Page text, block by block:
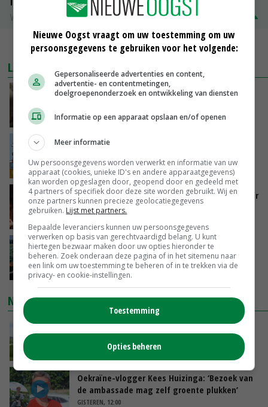
Vleesvarkens
€ 1,78
MEER MARKTPRIJZEN
LAATSTE NIEUWS
‘Samenwerking A-ware en Amalthea gaat
VANDAAG, 16:01
Internationale vraag naar geitenzuivel blijft
VANDAAG, 15:33
Vlaamse varkensstapel krimpt, pluimveesector
groeit door schaalvergroting
‘Cijfer jezelf niet weg en doe vooral ook waar
je gelukkig van wordt’
VANDAAG, 13:31
NIEUWSTE VIDEO'S
POAH!: John Deere 7730
VANDAAG, 10:00
Oekraïne-vlogger Kees Huizinga: ‘Bezoek van
de ambassade mag zelf groente plukken’
GISTEREN, 12:00
Nieuwe Oogst vraagt om uw toestemming om uw
persoonsgegevens te gebruiken voor het volgende:
Gepersonaliseerde advertenties en content,
advertentie- en contentmetingen,
doelgroepenonderzoek en ontwikkeling van diensten
Informatie op een apparaat opslaan en/of openen
Meer informatie
Uw persoonsgegevens worden verwerkt en informatie van uw
apparaat (cookies, unieke ID's en andere apparaatgegevens)
kan worden opgeslagen door, geopend door en gedeeld met
4 partners of specifiek door deze site worden gebruikt. Wij en
onze partners kunnen precieze geolocatiegegevens
gebruiken. Lijst met partners.
Bepaalde leveranciers kunnen uw persoonsgegevens
verwerken op basis van gerechtvaardigd belang. U kunt
hiertegen bezwaar maken door uw opties hieronder te
beheren. Zoek onderaan deze pagina of in het sitemenu naar
een link om uw toestemming te beheren of in te trekken via de
privacy- en cookie-instellingen.
Toestemming
Opties beheren